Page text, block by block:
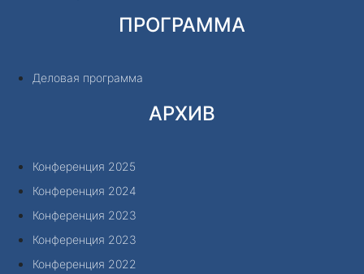
ПРОГРАММА
Деловая программа
АРХИВ
Конференция 2025
Конференция 2024
Конференция 2023
Конференция 2023
Конференция 2022